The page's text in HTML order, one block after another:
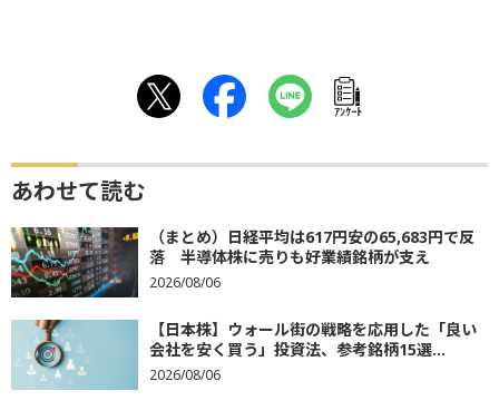
ｱﾝｹｰﾄ
あわせて読む
（まとめ）日経平均は617円安の65,683円で反
落 半導体株に売りも好業績銘柄が支え
2026/08/06
【日本株】ウォール街の戦略を応用した「良い
会社を安く買う」投資法、参考銘柄15選...
2026/08/06